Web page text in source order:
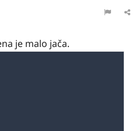
je malo jača.